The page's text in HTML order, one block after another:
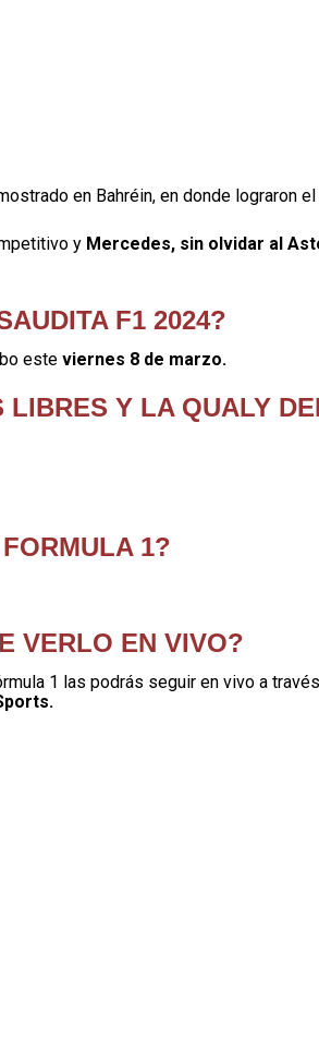
en Bahréin, en donde lograron
y Mercedes, sin olvidar al
F1 2024?
este viernes 8 de marzo.
LIBRES Y LA QUALY
1?
VERLO EN VIVO?
1 las podrás seguir en vivo a través